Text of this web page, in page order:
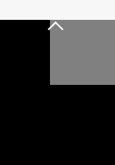
こ